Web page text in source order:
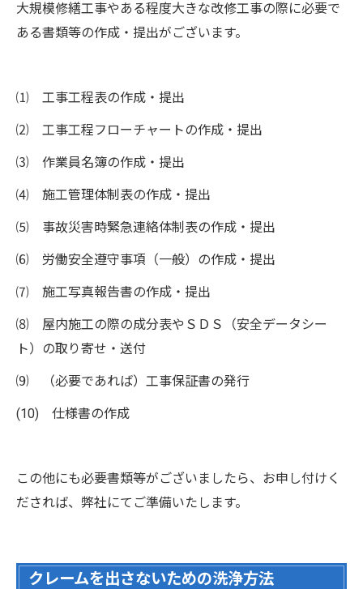
大規模修繕工事やある程度大きな改修工事の際に必要で
ある書類等の作成・提出がございます。
⑴ 工事工程表の作成・提出
⑵ 工事工程フローチャートの作成・提出
⑶ 作業員名簿の作成・提出
⑷ 施工管理体制表の作成・提出
⑸ 事故災害時緊急連絡体制表の作成・提出
⑹ 労働安全遵守事項（一般）の作成・提出
⑺ 施工写真報告書の作成・提出
⑻ 屋内施工の際の成分表やＳＤＳ（安全データシー
ト）の取り寄せ・送付
⑼ （必要であれば）工事保証書の発行
(10) 仕様書の作成
この他にも必要書類等がございましたら、お申し付けく
だされば、弊社にてご準備いたします。
クレームを出さないための洗浄方法